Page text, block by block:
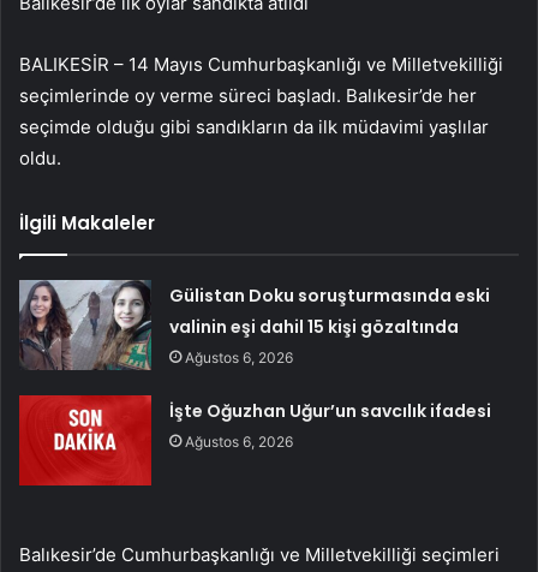
BALIKESİR – 14 Mayıs Cumhurbaşkanlığı ve Milletvekilliği
seçimlerinde oy verme süreci başladı. Balıkesir’de her
seçimde olduğu gibi sandıkların da ilk müdavimi yaşlılar
oldu.
İlgili Makaleler
Gülistan Doku soruşturmasında eski
valinin eşi dahil 15 kişi gözaltında
Ağustos 6, 2026
İşte Oğuzhan Uğur’un savcılık ifadesi
Ağustos 6, 2026
Balıkesir’de Cumhurbaşkanlığı ve Milletvekilliği seçimleri